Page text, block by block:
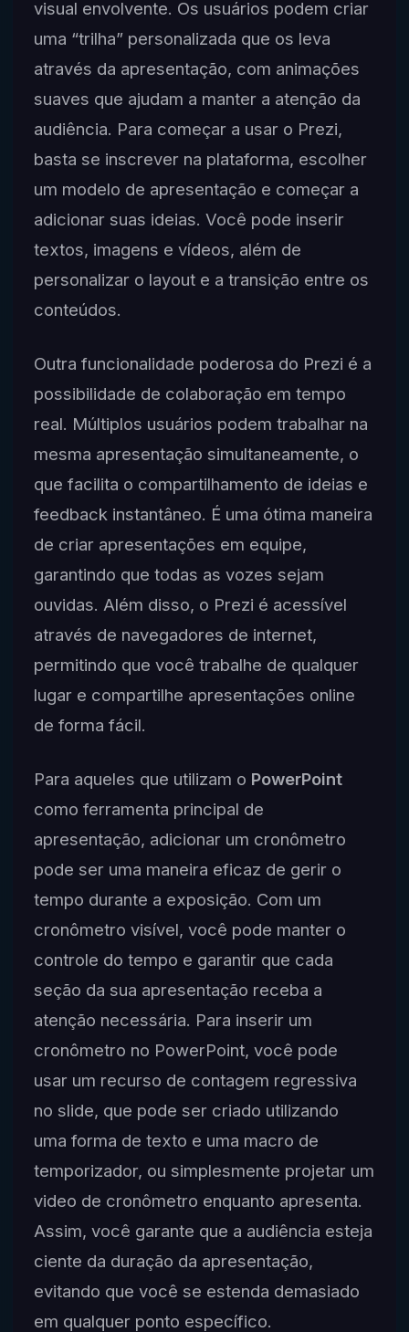
visual envolvente. Os usuários podem criar
uma “trilha” personalizada que os leva
através da apresentação, com animações
suaves que ajudam a manter a atenção da
audiência. Para começar a usar o Prezi,
basta se inscrever na plataforma, escolher
um modelo de apresentação e começar a
adicionar suas ideias. Você pode inserir
textos, imagens e vídeos, além de
personalizar o layout e a transição entre os
conteúdos.
Outra funcionalidade poderosa do Prezi é a
possibilidade de colaboração em tempo
real. Múltiplos usuários podem trabalhar na
mesma apresentação simultaneamente, o
que facilita o compartilhamento de ideias e
feedback instantâneo. É uma ótima maneira
de criar apresentações em equipe,
garantindo que todas as vozes sejam
ouvidas. Além disso, o Prezi é acessível
através de navegadores de internet,
permitindo que você trabalhe de qualquer
lugar e compartilhe apresentações online
de forma fácil.
Para aqueles que utilizam o PowerPoint
como ferramenta principal de
apresentação, adicionar um cronômetro
pode ser uma maneira eficaz de gerir o
tempo durante a exposição. Com um
cronômetro visível, você pode manter o
controle do tempo e garantir que cada
seção da sua apresentação receba a
atenção necessária. Para inserir um
cronômetro no PowerPoint, você pode
usar um recurso de contagem regressiva
no slide, que pode ser criado utilizando
uma forma de texto e uma macro de
temporizador, ou simplesmente projetar um
video de cronômetro enquanto apresenta.
Assim, você garante que a audiência esteja
ciente da duração da apresentação,
evitando que você se estenda demasiado
em qualquer ponto específico.